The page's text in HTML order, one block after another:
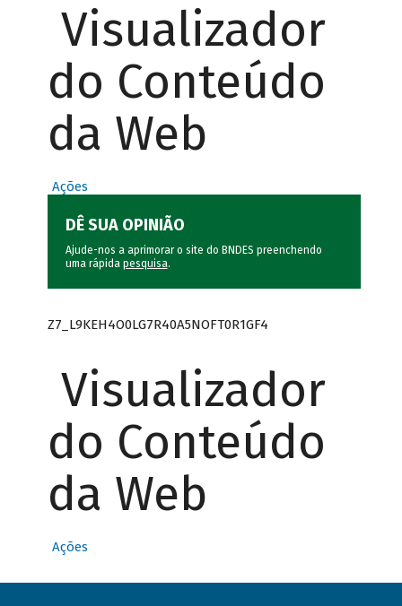
Visualizador
do Conteúdo
da Web
Ações
DÊ SUA OPINIÃO
Ajude-nos a aprimorar o site do BNDES preenchendo
uma rápida pesquisa.
Z7_L9KEH4O0LG7R40A5NOFT0R1GF4
Visualizador
do Conteúdo
da Web
Ações